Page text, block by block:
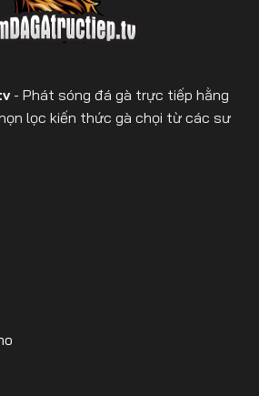
- Phát sóng đá gà trực tiếp hằng
lọc kiến thức gà chọi từ các sư